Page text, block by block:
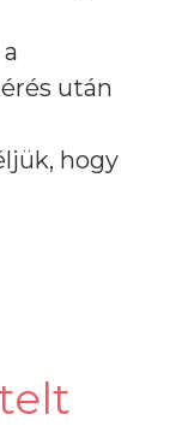
után
hogy